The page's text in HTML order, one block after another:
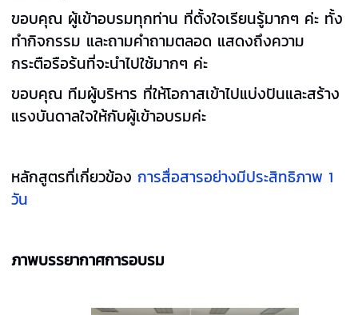
ขอบคุณ ผู้เข้าอบรมทุกท่าน ที่ตั้งใจเรียนรู้มากๆ ค่ะ ทั้ง
ทำกิจกรรม และถามคำถามตลอด แสดงถึงความ
กระตือรือร้นที่จะนำไปใช้มากๆ ค่ะ
ขอบคุณ ทีมผู้บริหาร ที่ให้โอกาสเข้าไปแบ่งปันและสร้าง
แรงบันดาลใจให้กับผู้เข้าอบรมค่ะ
หลักสูตรที่เกี่ยวข้องการสื่อสารอย่างมีประสิทธิภาพ 1
วัน
ภาพบรรยากาศการอบรม